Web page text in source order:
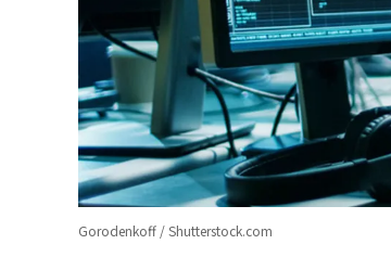
Gorodenkoff / Shutterstock.com